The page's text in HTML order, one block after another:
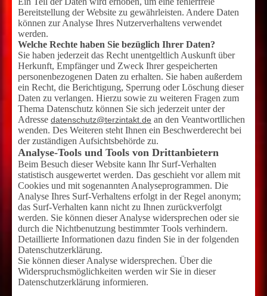
Bereitstellung der Website zu gewährleisten. Andere Daten
können zur Analyse Ihres Nutzerverhaltens verwendet
werden.
Welche Rechte haben Sie bezüglich Ihrer Daten?
Sie haben jederzeit das Recht unentgeltlich Auskunft über
Herkunft, Empfänger und Zweck Ihrer gespeicherten
personenbezogenen Daten zu erhalten. Sie haben außerdem
ein Recht, die Berichtigung, Sperrung oder Löschung dieser
Daten zu verlangen. Hierzu sowie zu weiteren Fragen zum
Thema Datenschutz können Sie sich jederzeit unter der
Adresse datenschutz@terzintakt.de an den Veantwortllichen
wenden. Des Weiteren steht Ihnen ein Beschwerderecht bei
der zuständigen Aufsichtsbehörde zu.
Analyse-Tools und Tools von Drittanbietern
Beim Besuch dieser Website kann Ihr Surf-Verhalten
statistisch ausgewertet werden. Das geschieht vor allem mit
Cookies und mit sogenannten Analyseprogrammen. Die
Analyse Ihres Surf-Verhaltens erfolgt in der Regel anonym;
das Surf-Verhalten kann nicht zu Ihnen zurückverfolgt
werden. Sie können dieser Analyse widersprechen oder sie
durch die Nichtbenutzung bestimmter Tools verhindern.
Detaillierte Informationen dazu finden Sie in der folgenden
Datenschutzerklärung.
Sie können dieser Analyse widersprechen. Über die
Widerspruchsmöglichkeiten werden wir Sie in dieser
Datenschutzerklärung informieren.